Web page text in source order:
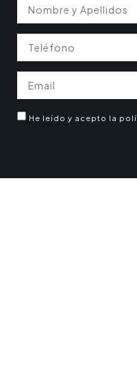
He leído y acepto la